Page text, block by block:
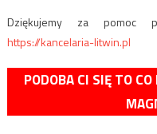
Dziękujemy za pomoc
https://kancelaria-litwin.pl
PODOBA CI SIĘ TO